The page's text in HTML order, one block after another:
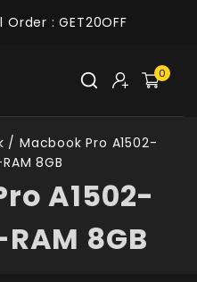
Order : GET20OFF
0
/ Macbook Pro A1502-
8GB
A1502-
RAM 8GB